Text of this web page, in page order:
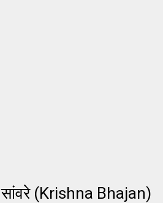
सांवरे (Krishna Bhajan)